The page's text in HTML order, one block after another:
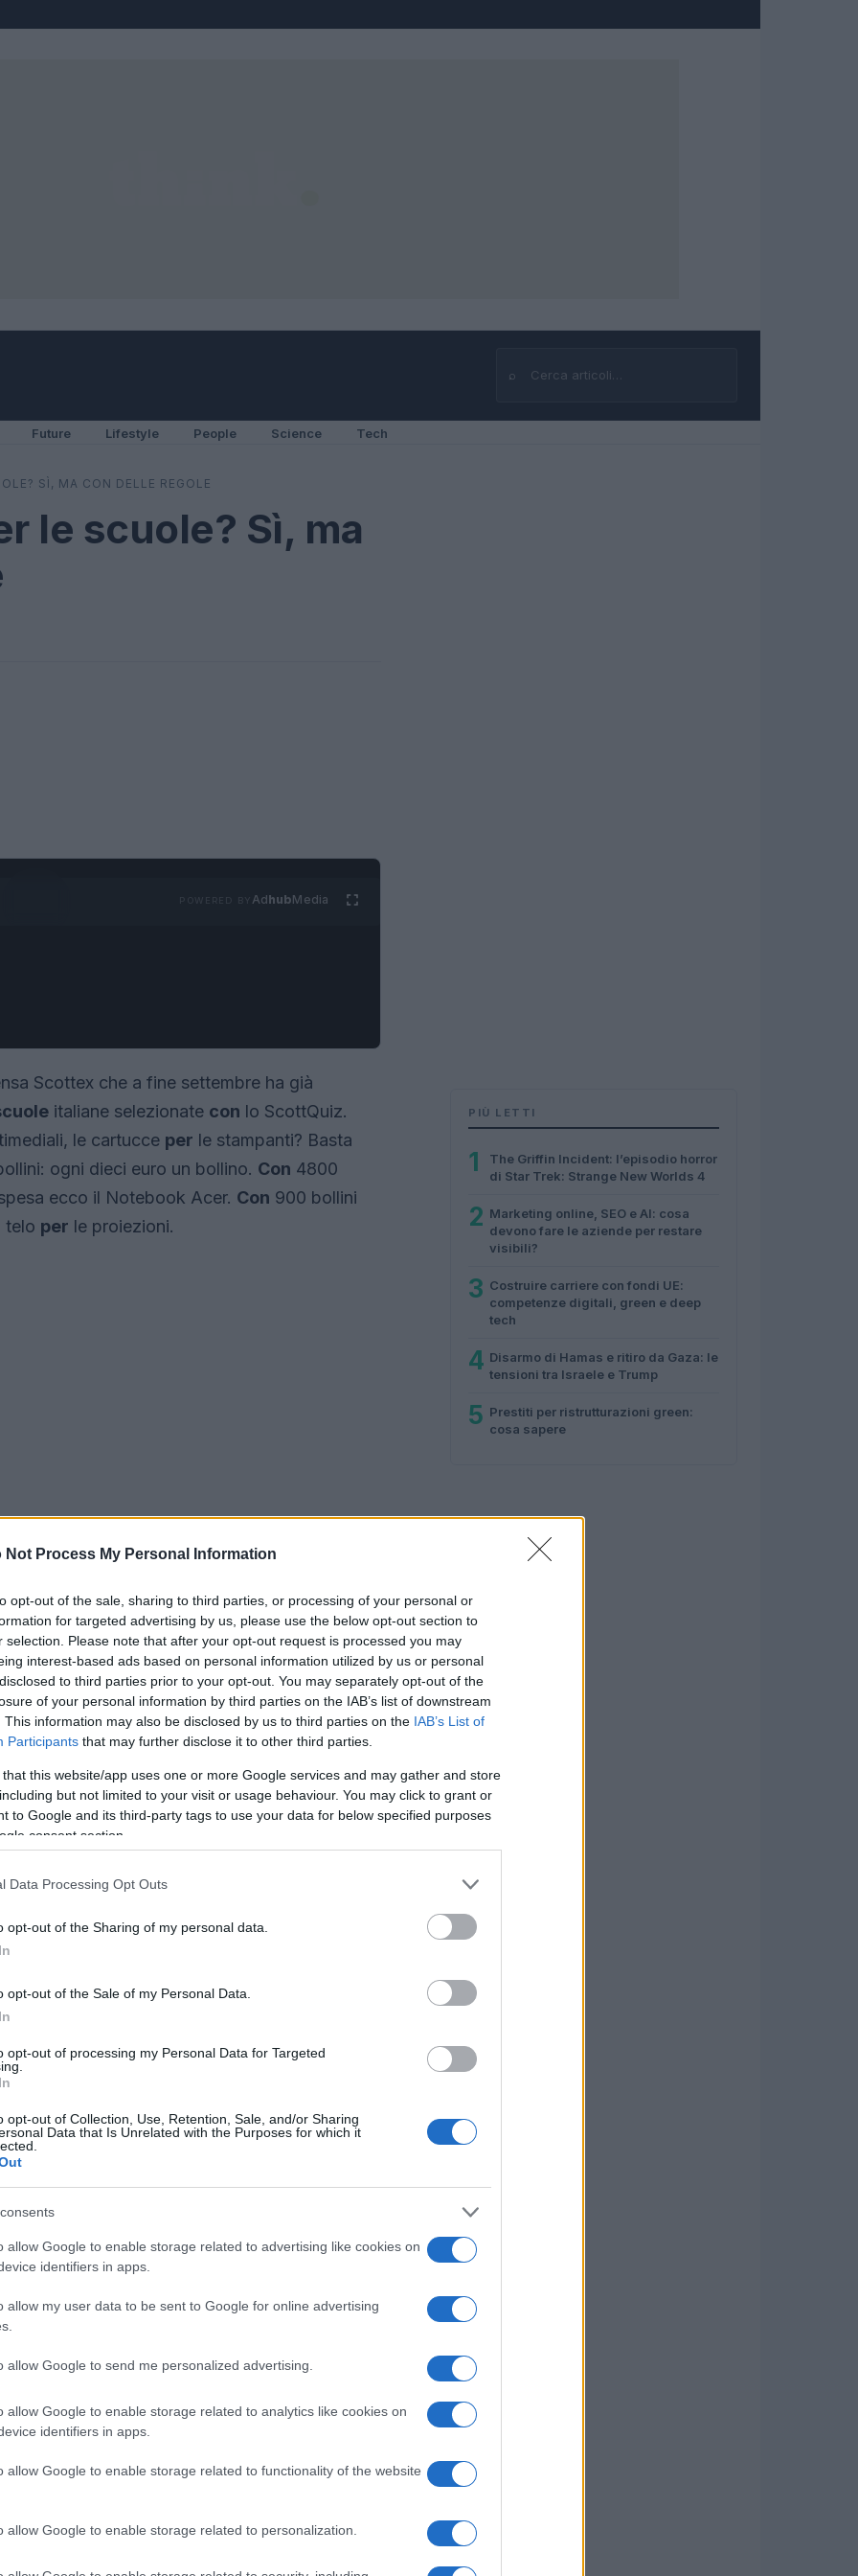
Not Process My Personal Information
opt-out of the sale, sharing to third parties, or processing of your personal or
for targeted advertising by us, please use the below opt-out section to
selection. Please note that after your opt-out request is processed you may
interest-based ads based on personal information utilized by us or personal
to third parties prior to your opt-out. You may separately opt-out of the
of your personal information by third parties on the IAB’s list of downstream
This information may also be disclosed by us to third parties on the IAB’s List of
Participants that may further disclose it to other third parties.
that this website/app uses one or more Google services and may gather and store
but not limited to your visit or usage behaviour. You may click to grant or
to Google and its third-party tags to use your data for below specified purposes
consent section.
Data Processing Opt Outs
opt-out of the Sharing of my personal data.
opt-out of the Sale of my Personal Data.
opt-out of processing my Personal Data for Targeted
opt-out of Collection, Use, Retention, Sale, and/or Sharing
Data that Is Unrelated with the Purposes for which it
allow Google to enable storage related to advertising like cookies on
identifiers in apps.
allow my user data to be sent to Google for online advertising
allow Google to send me personalized advertising.
allow Google to enable storage related to analytics like cookies on
identifiers in apps.
allow Google to enable storage related to functionality of the website
allow Google to enable storage related to personalization.
⌕
Cerca
Future Lifestyle People Science Tech
SÌ, MA CON DELLE REGOLE
le scuole? Sì, ma
AdhubMedia
Scottex che a fine settembre ha già
italiane selezionate con lo ScottQuiz.
le cartucce per le stampanti? Basta
ogni dieci euro un bollino. Con 4800
ecco il Notebook Acer. Con 900 bollini
telo per le proiezioni.
dei privatiperla scuola. I bollini spopolano
a Monza ha chiesto fondi alle aziende locali
di pubblicità online e nella bacheca della
annunciato l’intenzione di promuovere il
si preparino: tra un collegio docenti, un
gli alunni della classe più scalmanata ora
fondi dai privati: un lavoro che in questi
di volontariato, le ONG, le fondazioni no-
il personale. La scuola non potrà certo
perché in maniera artigianale in questi
in atto iniziative di
d’istruzione al Quirinale, ho dovuto
e attraverso la radio
in associazioniperbussare alle porte dei
PIÙ LETTI
1
The Griffin Incident: l’episodio horror
di Star Trek: Strange New Worlds 4
2 Marketing online, SEO e AI: cosa
devono fare le aziende per restare
visibili?
3 Costruire carriere con fondi UE:
competenze digitali, green e deep
tech
4 Disarmo di Hamas e ritiro da Gaza: le
tensioni tra Israele e Trump
5 Prestiti per ristrutturazioni green:
cosa sapere